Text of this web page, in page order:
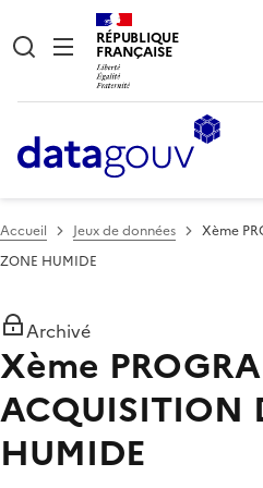
RÉPUBLIQUE
FRANÇAISE
Accueil Jeux de données
Xème
ZONE HUMIDE
Archivé
Xème
ACQUISITION
HUMIDE